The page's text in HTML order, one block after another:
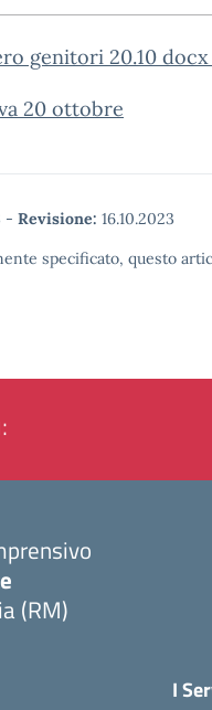
genitori 20.10 docx
20 ottobre
- Revisione: 16.10.2023
specificato, questo
(RM)
I